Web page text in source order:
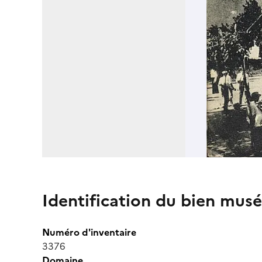
Identification du bien
Numéro d'inventaire
3376